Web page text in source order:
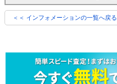
＜＜ インフォメーションの一覧へ戻る